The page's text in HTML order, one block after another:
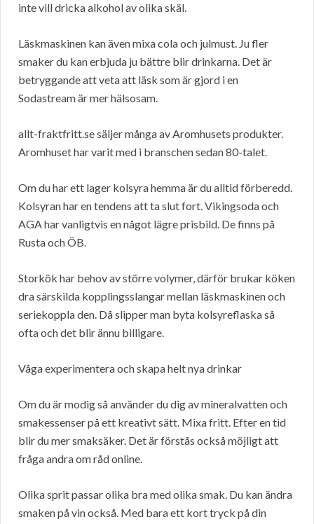
inte vill dricka alkohol av olika skäl.
Läskmaskinen kan även mixa cola och julmust. Ju fler
smaker du kan erbjuda ju bättre blir drinkarna. Det är
betryggande att veta att läsk som är gjord i en
Sodastream är mer hälsosam.
allt-fraktfritt.se säljer många av Aromhusets produkter.
Aromhuset har varit med i branschen sedan 80-talet.
Om du har ett lager kolsyra hemma är du alltid förberedd.
Kolsyran har en tendens att ta slut fort. Vikingsoda och
AGA har vanligtvis en något lägre prisbild. De finns på
Rusta och ÖB.
Storkök har behov av större volymer, därför brukar köken
dra särskilda kopplingsslangar mellan läskmaskinen och
seriekoppla den. Då slipper man byta kolsyreflaska så
ofta och det blir ännu billigare.
Våga experimentera och skapa helt nya drinkar
Om du är modig så använder du dig av mineralvatten och
smakessenser på ett kreativt sätt. Mixa fritt. Efter en tid
blir du mer smaksäker. Det är förstås också möjligt att
fråga andra om råd online.
Olika sprit passar olika bra med olika smak. Du kan ändra
smaken på vin också. Med bara ett kort tryck på din